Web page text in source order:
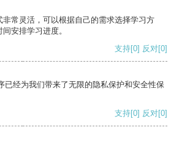
常灵活，可以根据自己的需求选择学习方
安排学习进度。
支持[0] 反对[0]
已经为我们带来了无限的隐私保护和安全性保
支持[0] 反对[0]